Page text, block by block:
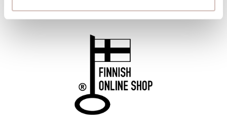
products also carry the Key Flag Symbol.